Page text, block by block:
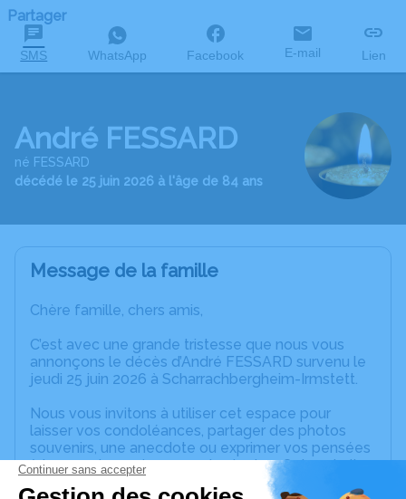
Partager
SMS WhatsApp Facebook E-mail Lien
André FESSARD
né FESSARD
décédé le 25 juin 2026 à l'âge de 84 ans
Message de la famille
Chère famille, chers amis,
C’est avec une grande tristesse que nous vous
annonçons le décès d’André FESSARD survenu le
jeudi 25 juin 2026 à Scharrachbergheim-Irmstett.
Nous vous invitons à utiliser cet espace pour
laisser vos condoléances, partager des photos
souvenirs, une anecdote ou exprimer vos pensées
à travers des poèmes ou des textes. Cet endroit
est un lieu d'expression dédié à honorer la